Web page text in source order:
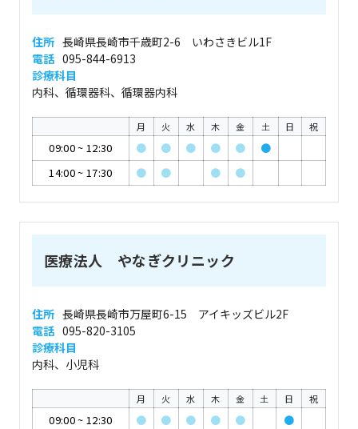
住所 長崎県長崎市千歳町2-6 いわさきビル1F
電話 095-844-6913
診療科目
内科、循環器科、循環器内科
月 火 水 木 金 土 日 祝
09:00~ 12:30 ● ● ● ● ●
●
14:00~ 17:30 ● ● ● ●
医療法人 やなぎクリニック
住所 長崎県長崎市万屋町6-15 アイキッズビル2F
電話 095-820-3105
診療科目
内科、小児科
月 火 水 木 金 土 日 祝
09:00~ 12:30 ● ● ● ● ●
●